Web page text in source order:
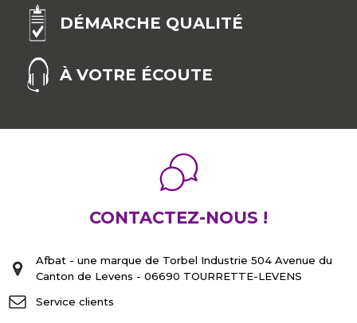
DÉMARCHE QUALITÉ
À VOTRE ÉCOUTE
CONTACTEZ-NOUS !
Afbat - une marque de Torbel Industrie 504 Avenue du
Canton de Levens - 06690 TOURRETTE-LEVENS
Service clients